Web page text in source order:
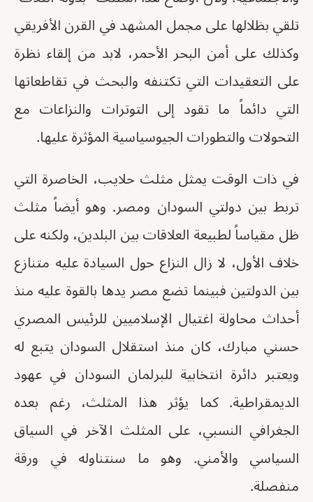
تلقي بظلالها على مجمل المشهد في القرن الأفريقي
وكذلك على أمن البحر الأحمر، لابد من إلقاء نظرة
على التعقيدات التي تكتنفه والبحث في تقاطعاتها
التي دائماً ما تقود إلى التوترات والنزاعات مع
التحولات والتطورات الجيوسياسية المؤثرة عليها.
في ذات الوقت يمثل مثلث حلايب، الخاصرة التي
تربط بين دولتي السودان ومصر. وهو أيضاً مثلث
ظل مقياساً لطبيعة العلاقات بين البلدين، ولكنه على
خلاف الأول، لا زال النزاع حول السيادة عليه متنازع
بين الدولتين فبينما تضع مصر يدها بالقوة عليه منذ
أحداث محاولة اغتيال الإسلاميين للرئيس المصري
حسني مبارك، كان منذ استقلال السودان يتبع له
ويعتبر دائرة انتخابية للبرلمان السودان في عهود
الديمقراطية. كما يؤثر هذا المثلث، رغم بعده
الجغرافي النسبي، على المثلث الآخر في السياق
السياسي والأمني. وهو ما سنتناوله في ورقة
منفصلة.